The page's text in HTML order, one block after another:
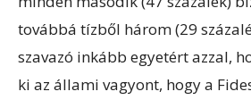
továbbá tízből három (29
szavazó inkább egyetért azzal,
ki az állami vagyont, hogy a